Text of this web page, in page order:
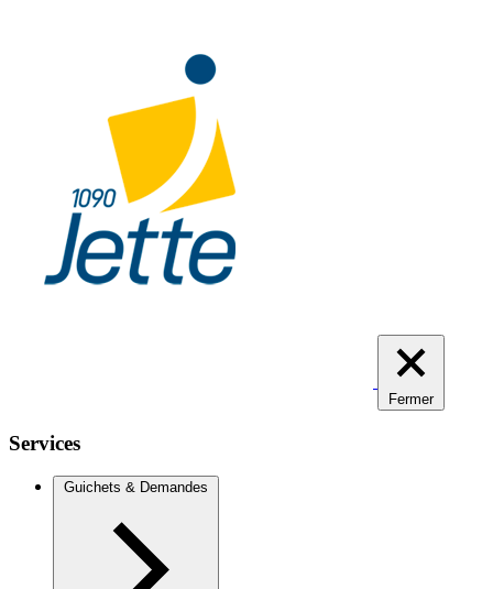
Fermer
Services
Guichets & Demandes